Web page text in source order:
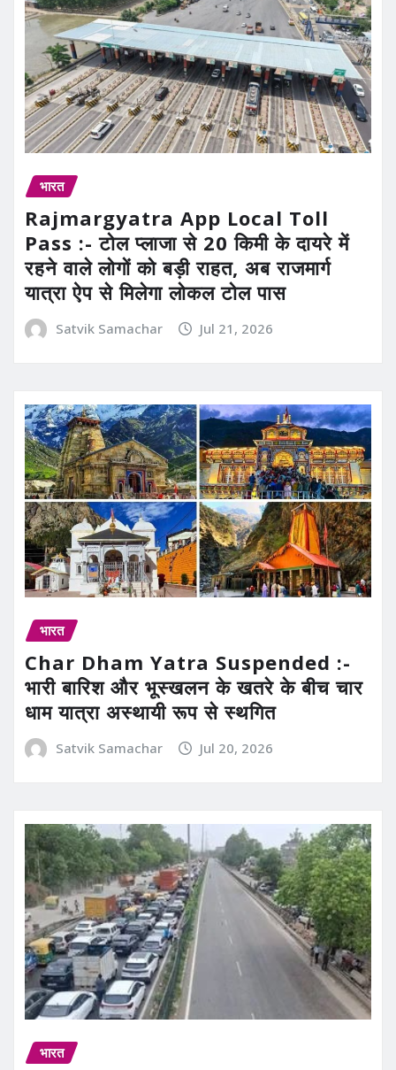
भारत
Rajmargyatra App Local Toll
Pass :- टोल प्लाजा से 20 किमी के दायरे में
रहने वाले लोगों को बड़ी राहत, अब राजमार्ग
यात्रा ऐप से मिलेगा लोकल टोल पास
Satvik Samachar Jul 21, 2026
भारत
Char Dham Yatra Suspended :-
भारी बारिश और भूस्खलन के खतरे के बीच चार
धाम यात्रा अस्थायी रूप से स्थगित
Satvik Samachar Jul 20, 2026
भारत